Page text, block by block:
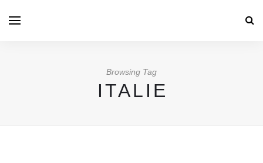
Browsing Tag
ITALIE